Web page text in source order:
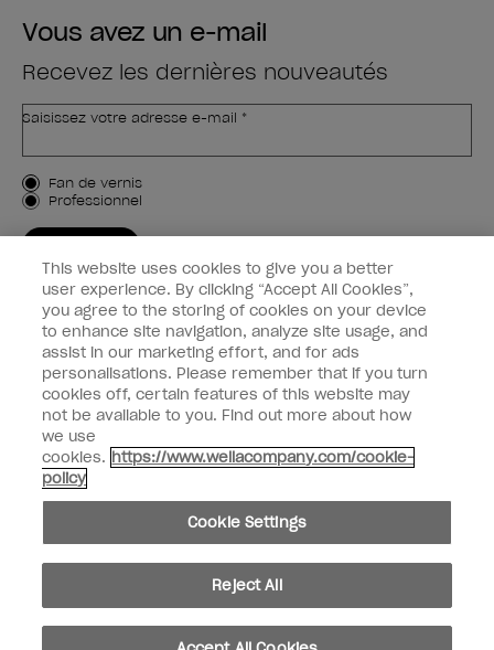
Vous avez un e-mail
Recevez les dernières nouveautés
Saisissez votre adresse e-mail *
Type de client
Fan de vernis
Professionnel
Informations clients
Connectez-Vous
facebookinstagramyoutube
Ne pas partager ou vendre des informations personnelles
Loi californienne sur la transparence des chaînes d'approvisionnement
© Copyright 2024, Wella Operations US LLC, Tous droits réservés.
This website uses cookies to give you a better
user experience. By clicking “Accept All Cookies”,
you agree to the storing of cookies on your device
to enhance site navigation, analyze site usage, and
assist in our marketing effort, and for ads
personalisations. Please remember that if you turn
cookies off, certain features of this website may
not be available to you. Find out more about how
we use
cookies. https://www.wellacompany.com/cookie-
policy
Cookie Settings
Reject All